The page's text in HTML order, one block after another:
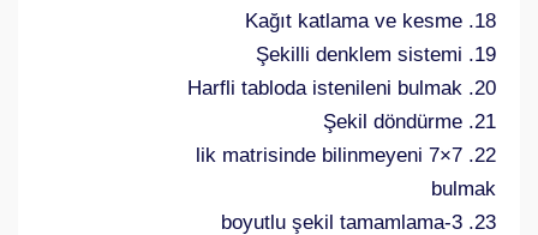
18. Kağıt katlama ve kesme
19. Şekilli denklem sistemi
20. Harfli tabloda istenileni bulmak
21. Şekil döndürme
22. 7×7 lik matrisinde bilinmeyeni
bulmak
23. 3-boyutlu şekil tamamlama